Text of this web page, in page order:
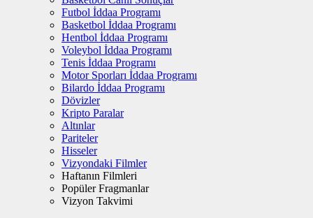
Futbol İddaa Programı
Basketbol İddaa Programı
Hentbol İddaa Programı
Voleybol İddaa Programı
Tenis İddaa Programı
Motor Sporları İddaa Programı
Bilardo İddaa Programı
Dövizler
Kripto Paralar
Altınlar
Pariteler
Hisseler
Vizyondaki Filmler
Haftanın Filmleri
Popüler Fragmanlar
Vizyon Takvimi